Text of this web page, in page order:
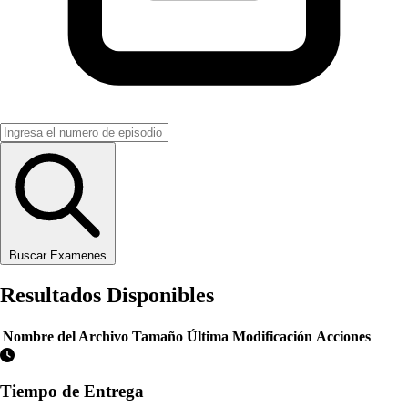
Buscar Examenes
Resultados Disponibles
Nombre del Archivo Tamaño Última Modificación Acciones
Tiempo de Entrega